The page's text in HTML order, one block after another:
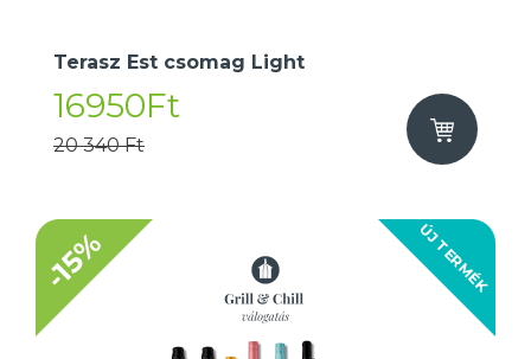
Terasz Est csomag Light
16950Ft
20 340 Ft
ÚJ TERMÉK
-15%